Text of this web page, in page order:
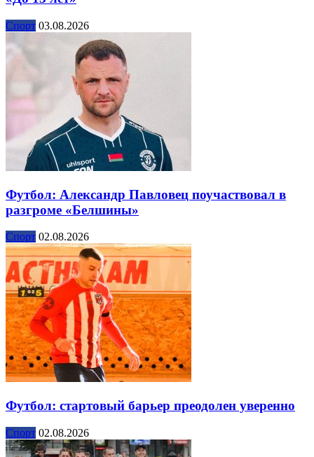
Спорт 03.08.2026
Футбол: Александр Павловец поучаствовал в
разгроме «Белшины»
Спорт 02.08.2026
Футбол: стартовый барьер преодолен уверенно
Спорт 02.08.2026